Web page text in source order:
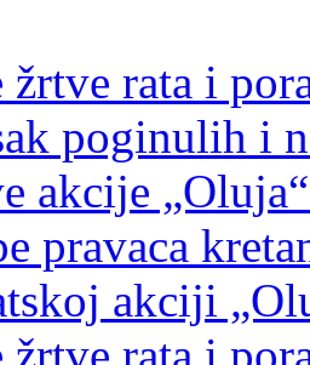
žrtve rata i
poginulih i
akcije
pravaca
akciji